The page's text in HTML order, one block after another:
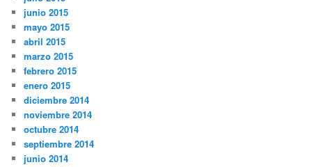
junio 2015
mayo 2015
abril 2015
marzo 2015
febrero 2015
enero 2015
diciembre 2014
noviembre 2014
octubre 2014
septiembre 2014
junio 2014